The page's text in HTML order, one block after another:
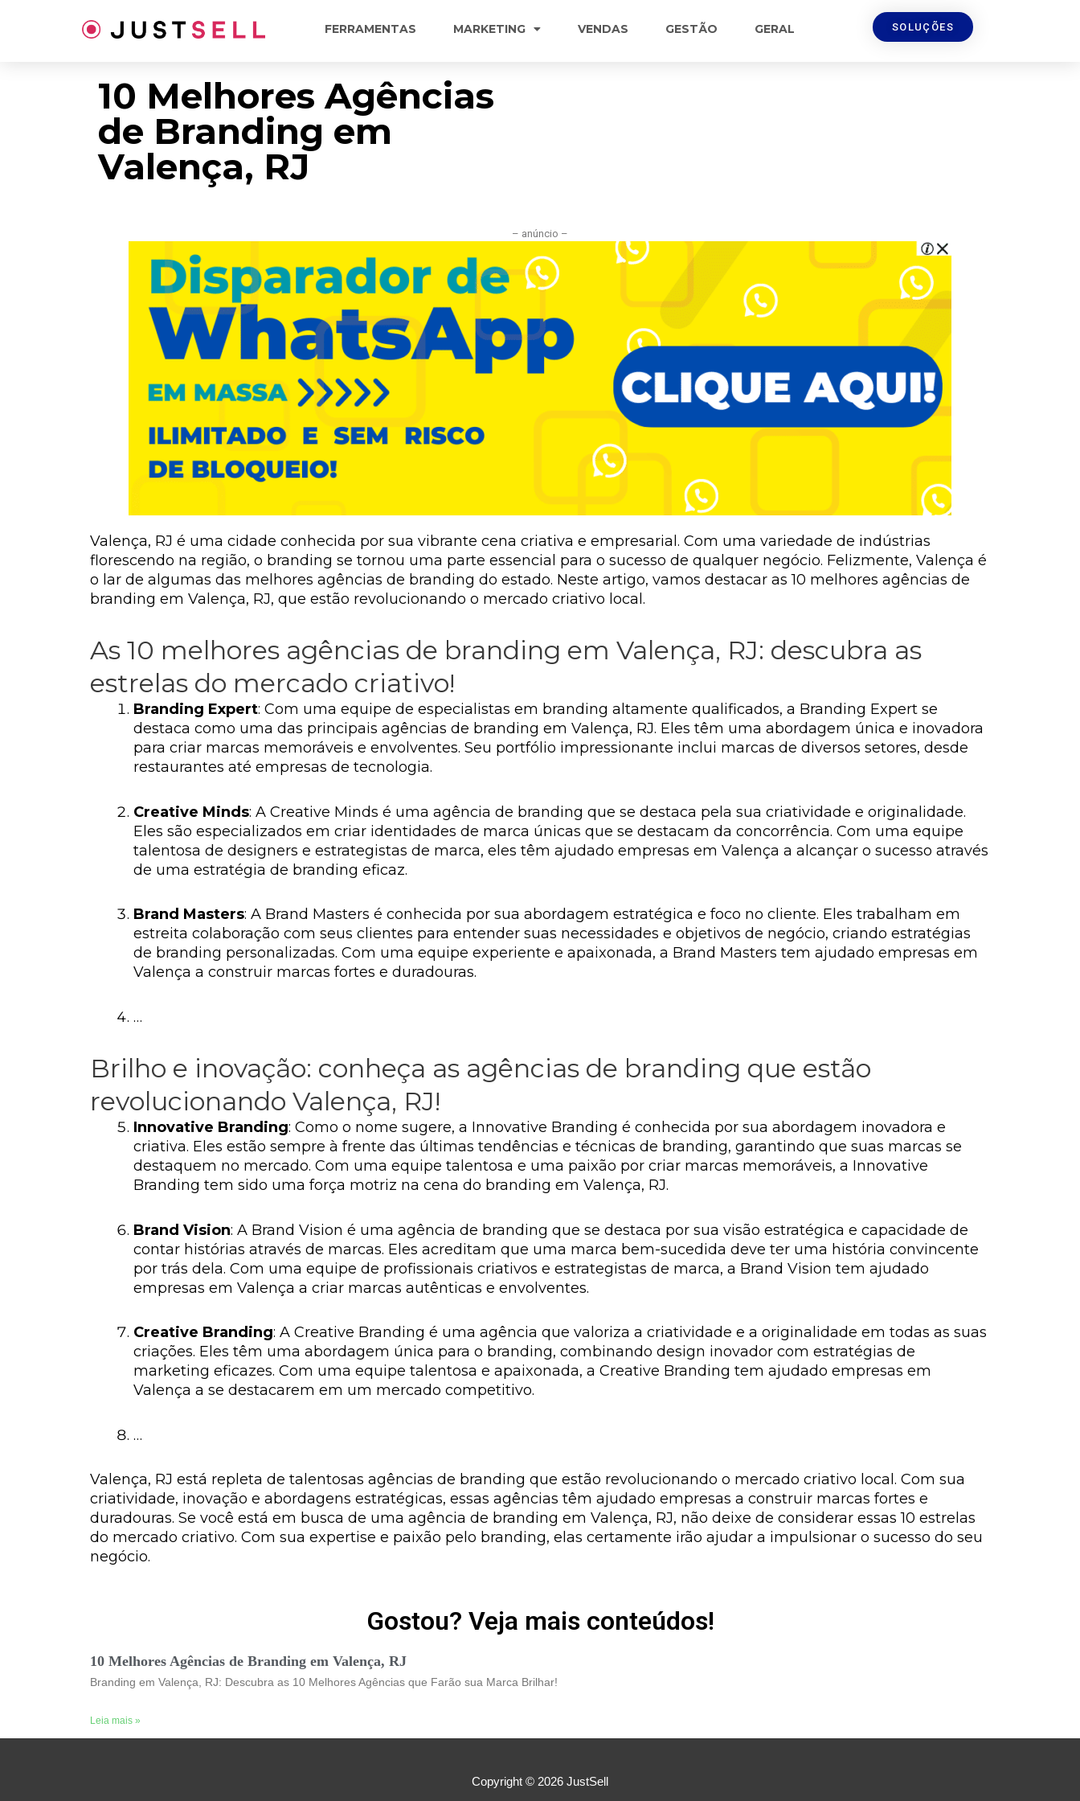
FERRAMENTAS MARKETING VENDAS GESTÃO GERAL SOLUÇÕES
10 Melhores Agências
de Branding em
Valença, RJ
– anúncio –
Valença, RJ é uma cidade conhecida por sua vibrante cena criativa e empresarial. Com uma variedade de indústrias
florescendo na região, o branding se tornou uma parte essencial para o sucesso de qualquer negócio. Felizmente, Valença é
o lar de algumas das melhores agências de branding do estado. Neste artigo, vamos destacar as 10 melhores agências de
branding em Valença, RJ, que estão revolucionando o mercado criativo local.
As 10 melhores agências de branding em Valença, RJ: descubra as
estrelas do mercado criativo!
Branding Expert: Com uma equipe de especialistas em branding altamente qualificados, a Branding Expert se
destaca como uma das principais agências de branding em Valença, RJ. Eles têm uma abordagem única e inovadora
para criar marcas memoráveis e envolventes. Seu portfólio impressionante inclui marcas de diversos setores, desde
restaurantes até empresas de tecnologia.
Creative Minds: A Creative Minds é uma agência de branding que se destaca pela sua criatividade e originalidade.
Eles são especializados em criar identidades de marca únicas que se destacam da concorrência. Com uma equipe
talentosa de designers e estrategistas de marca, eles têm ajudado empresas em Valença a alcançar o sucesso através
de uma estratégia de branding eficaz.
Brand Masters: A Brand Masters é conhecida por sua abordagem estratégica e foco no cliente. Eles trabalham em
estreita colaboração com seus clientes para entender suas necessidades e objetivos de negócio, criando estratégias
de branding personalizadas. Com uma equipe experiente e apaixonada, a Brand Masters tem ajudado empresas em
Valença a construir marcas fortes e duradouras.
…
Brilho e inovação: conheça as agências de branding que estão
revolucionando Valença, RJ!
Innovative Branding: Como o nome sugere, a Innovative Branding é conhecida por sua abordagem inovadora e
criativa. Eles estão sempre à frente das últimas tendências e técnicas de branding, garantindo que suas marcas se
destaquem no mercado. Com uma equipe talentosa e uma paixão por criar marcas memoráveis, a Innovative
Branding tem sido uma força motriz na cena do branding em Valença, RJ.
Brand Vision: A Brand Vision é uma agência de branding que se destaca por sua visão estratégica e capacidade de
contar histórias através de marcas. Eles acreditam que uma marca bem-sucedida deve ter uma história convincente
por trás dela. Com uma equipe de profissionais criativos e estrategistas de marca, a Brand Vision tem ajudado
empresas em Valença a criar marcas autênticas e envolventes.
Creative Branding: A Creative Branding é uma agência que valoriza a criatividade e a originalidade em todas as suas
criações. Eles têm uma abordagem única para o branding, combinando design inovador com estratégias de
marketing eficazes. Com uma equipe talentosa e apaixonada, a Creative Branding tem ajudado empresas em
Valença a se destacarem em um mercado competitivo.
…
Valença, RJ está repleta de talentosas agências de branding que estão revolucionando o mercado criativo local. Com sua
criatividade, inovação e abordagens estratégicas, essas agências têm ajudado empresas a construir marcas fortes e
duradouras. Se você está em busca de uma agência de branding em Valença, RJ, não deixe de considerar essas 10 estrelas
do mercado criativo. Com sua expertise e paixão pelo branding, elas certamente irão ajudar a impulsionar o sucesso do seu
negócio.
Gostou? Veja mais conteúdos!
10 Melhores Agências de Branding em Valença, RJ
Branding em Valença, RJ: Descubra as 10 Melhores Agências que Farão sua Marca Brilhar!
Leia mais »
Copyright © 2026 JustSell